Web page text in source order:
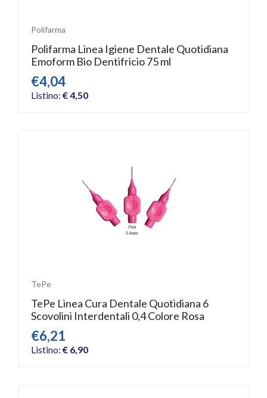
Polifarma
Polifarma Linea Igiene Dentale Quotidiana
Emoform Bio Dentifricio 75 ml
€4,04
Listino: € 4,50
TePe
TePe Linea Cura Dentale Quotidiana 6
Scovolini Interdentali 0,4 Colore Rosa
€6,21
Listino: € 6,90